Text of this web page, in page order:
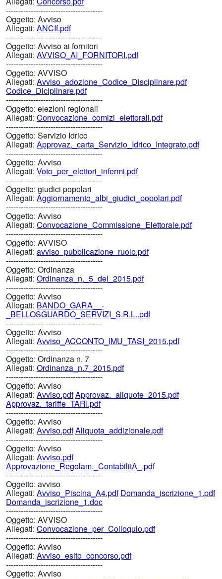
---------------------------------------
Oggetto: Avviso
Allegati: ANCIf.pdf
---------------------------------------
Oggetto: Avviso ai fornitori
Allegati: AVVISO_AI_FORNITORI.pdf
---------------------------------------
Oggetto: AVVISO
Allegati: Avviso_adozione_Codice_Disciplinare.pdf
Codice_Diciplinare.pdf
---------------------------------------
Oggetto: elezioni regionali
Allegati: Convocazione_comizi_elettorali.pdf
---------------------------------------
Oggetto: Servizio Idrico
Allegati: Approvaz._carta_Servizio_Idrico_Integrato.pdf
---------------------------------------
Oggetto: Avviso
Allegati: Voto_per_elettori_infermi.pdf
---------------------------------------
Oggetto: giudici popolari
Allegati: Aggiornamento_albi_giudici_popolari.pdf
---------------------------------------
Oggetto: Avviso
Allegati: Convocazione_Commissione_Elettorale.pdf
---------------------------------------
Oggetto: AVVISO
Allegati: avviso_pubblicazione_ruolo.pdf
---------------------------------------
Oggetto: Ordinanza
Allegati: Ordinanza_n._5_del_2015.pdf
---------------------------------------
Oggetto: Avviso
Allegati: BANDO_GARA__-
_BELLOSGUARDO_SERVIZI_S.R.L..pdf
---------------------------------------
Oggetto: Avviso
Allegati: Avviso_ACCONTO_IMU_TASI_2015.pdf
---------------------------------------
Oggetto: Ordinanza n. 7
Allegati: Ordinanza_n.7_2015.pdf
---------------------------------------
Oggetto: Avviso
Allegati: Avviso.pdfApprovaz._aliquote_2015.pdf
Approvaz._tariffe_TARI.pdf
---------------------------------------
Oggetto: Avviso
Allegati: Avviso.pdfAliquota_addizionale.pdf
---------------------------------------
Oggetto: Avviso
Allegati: Avviso.pdf
Approvazione_Regolam._ContabilitA_.pdf
---------------------------------------
Oggetto: avviso
Allegati: Avviso_Piscina_A4.pdf Domanda_iscrizione_1.pdf
Domanda_iscrizione_1.doc
---------------------------------------
Oggetto: AVVISO
Allegati: Convocazione_per_Colloquio.pdf
---------------------------------------
Oggetto: Avviso
Allegati: Avviso_esito_concorso.pdf
---------------------------------------
Oggetto: Avviso